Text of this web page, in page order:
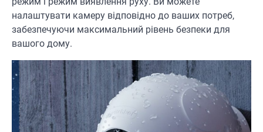
налаштувати камеру відповідно до ваших потреб,
забезпечуючи максимальний рівень безпеки для
вашого дому.